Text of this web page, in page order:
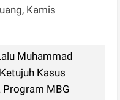
Kamis
Muhammad
Kasus
Program MBG